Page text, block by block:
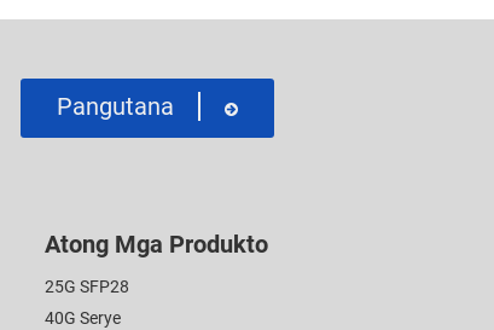
Pangutana
Atong Mga Produkto
25G SFP28
40G Serye